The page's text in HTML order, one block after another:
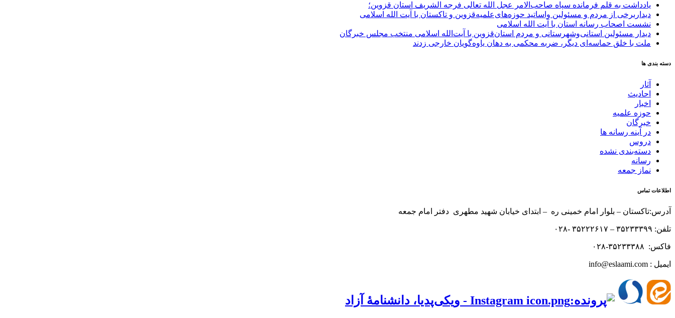
یادداشت به قلم فرمانده سپاه صاحب‌الامر عجل الله تعالی فرجه الشریف استان قزوین؛
دیداربرخی از مردم و مسئولین واساتید حوزه‌های‌علمیه‌قزوین و تاکستان با آیت الله اسلامی
نشست اصحاب رسانه استان با آیت الله اسلامی
دیدار مسئولین استانی‌وشهرستانی و مردم‌ استان‌قزوین با آیت‌الله‌ اسلامی منتخب مجلس‌ خبرگان
ملت با خلق حماسه‌ای دیگر، ضربه محکمی به دهان یاوه‌گویان خارجی زدند
دسته بندی ها
آثار
احادیث
اخبار
حوزه علمیه
خبرگان
در آینه رسانه ها
دروس
دسته‌بندی نشده
رسانه
نماز جمعه
اطلاعات تماس
آدرس:تاکستان – بلوار امام خمینی ره – ابتدای خیابان شهید مطهری دفتر امام جمعه
تلفن: ۳۵۲۳۳۳۹۹ – ۳۵۲۲۲۶۱۷ -۰۲۸
فاکس: ۳۵۲۳۳۳۸۸-۰۲۸
ایمیل : info@eslaami.com